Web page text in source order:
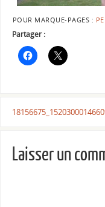
POUR MARQUE-PAGES :
Partager :
Laisser un